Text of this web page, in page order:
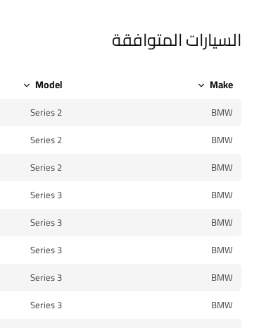
السيارات المتوافقة
Make
Model
BMW
2 Series
BMW
2 Series
BMW
2 Series
BMW
3 Series
BMW
3 Series
BMW
3 Series
BMW
3 Series
BMW
3 Series